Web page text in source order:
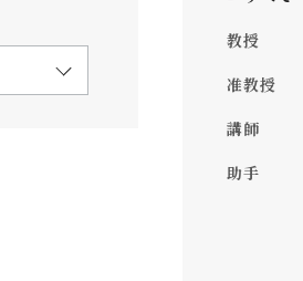
教授
准教授
講師
助手